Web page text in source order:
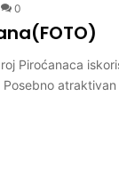
0
Piroćanaca